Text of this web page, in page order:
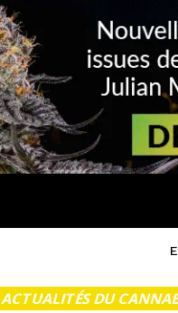
ACTUALITÉS DU